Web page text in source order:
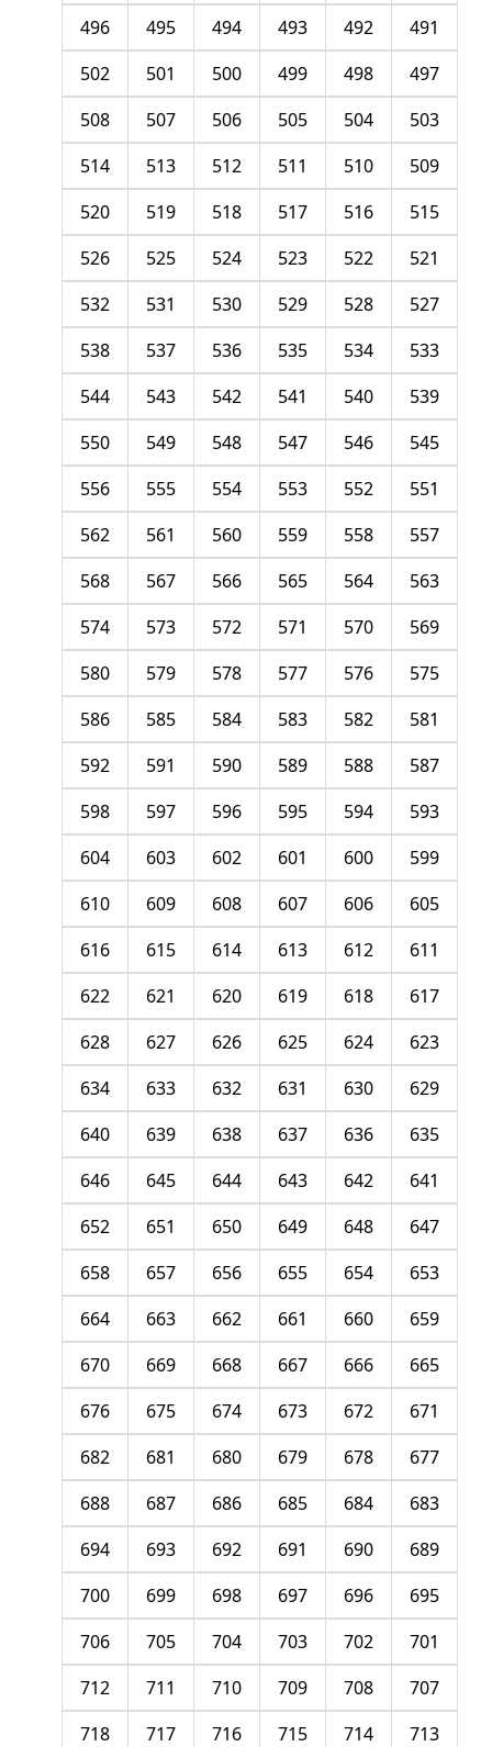
491
492
493
494
495
496
497
498
499
500
501
502
503
504
505
506
507
508
509
510
511
512
513
514
515
516
517
518
519
520
521
522
523
524
525
526
527
528
529
530
531
532
533
534
535
536
537
538
539
540
541
542
543
544
545
546
547
548
549
550
551
552
553
554
555
556
557
558
559
560
561
562
563
564
565
566
567
568
569
570
571
572
573
574
575
576
577
578
579
580
581
582
583
584
585
586
587
588
589
590
591
592
593
594
595
596
597
598
599
600
601
602
603
604
605
606
607
608
609
610
611
612
613
614
615
616
617
618
619
620
621
622
623
624
625
626
627
628
629
630
631
632
633
634
635
636
637
638
639
640
641
642
643
644
645
646
647
648
649
650
651
652
653
654
655
656
657
658
659
660
661
662
663
664
665
666
667
668
669
670
671
672
673
674
675
676
677
678
679
680
681
682
683
684
685
686
687
688
689
690
691
692
693
694
695
696
697
698
699
700
701
702
703
704
705
706
707
708
709
710
711
712
713
714
715
716
717
718